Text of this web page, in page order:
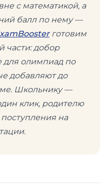
с математикой, а
балл по нему —
готовим
части: добор
для олимпиад по
добавляют до
Школьнику —
клик, родителю
на